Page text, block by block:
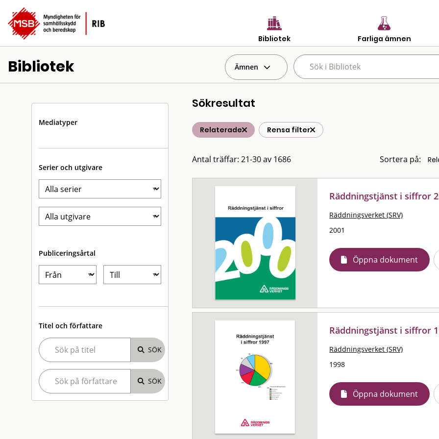
Bibliotek Farliga ämnen
Bibliotek Ämnen
Mediatyper
Serier och utgivare
Publiceringsårtal
Titel och författare
Sökresultat
Relaterade Rensa filter
Antal träffar: 21-30 av 1686 Sortera på:
Räddningstjänst i siffror
Räddningsverket (SRV)
2001
Öppna dokument
Räddningstjänst i siffror
Räddningsverket (SRV)
1998
Öppna dokument